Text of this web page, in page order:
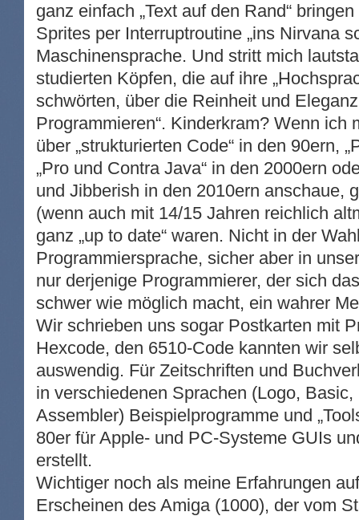
ganz einfach „Text auf den Rand“
Sprites per Interruptroutine „ins Nirvana
Maschinensprache. Und stritt mich
studierten Köpfen, die auf ihre
schwörten, über die Reinheit und
Programmieren“. Kinderkram? Wenn ich
über „strukturierten Code“ in den 90ern,
„Pro und Contra Java“ in den 2000ern
und Jibberish in den 2010ern anschaue,
(wenn auch mit 14/15 Jahren reichlich
ganz „up to date“ waren. Nicht in der
Programmiersprache, sicher aber in
nur derjenige Programmierer, der sich
schwer wie möglich macht, ein wahrer
Wir schrieben uns sogar Postkarten mit
Hexcode, den 6510-Code kannten wir
auswendig. Für Zeitschriften und
in verschiedenen Sprachen (Logo,
Assembler) Beispielprogramme und
80er für Apple- und PC-Systeme GUIs
erstellt.
Wichtiger noch als meine Erfahrungen
Erscheinen des Amiga (1000), der vom